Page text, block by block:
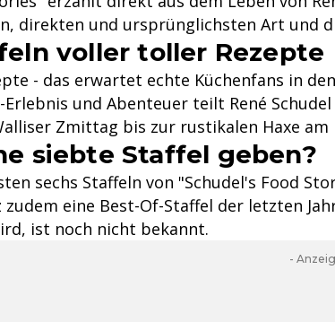
direkten und ursprünglichsten Art und
voller toller Rezepte
- das erwartet echte Küchenfans in
und Abenteuer teilt René
Zmittag bis zur rustikalen Haxe am
siebte Staffel geben?
sechs Staffeln von "Schudel's Food
zudem eine Best-Of-Staffel der letzten
ist noch nicht bekannt.
-